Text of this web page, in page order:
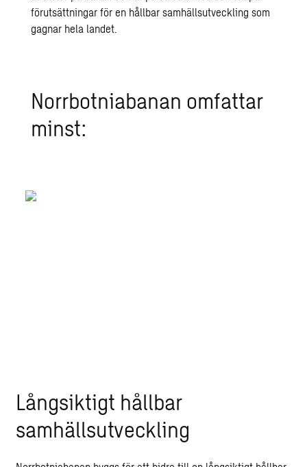
förutsättningar för en hållbar samhällsutveckling som
gagnar hela landet.
Norr­bot­ni­a­ba­nan om­fat­tar
minst:
Långsiktigt hållbar
samhällsutveckling